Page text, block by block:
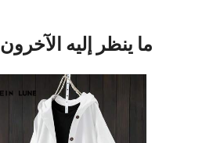
ما ينظر إليه الآخرون